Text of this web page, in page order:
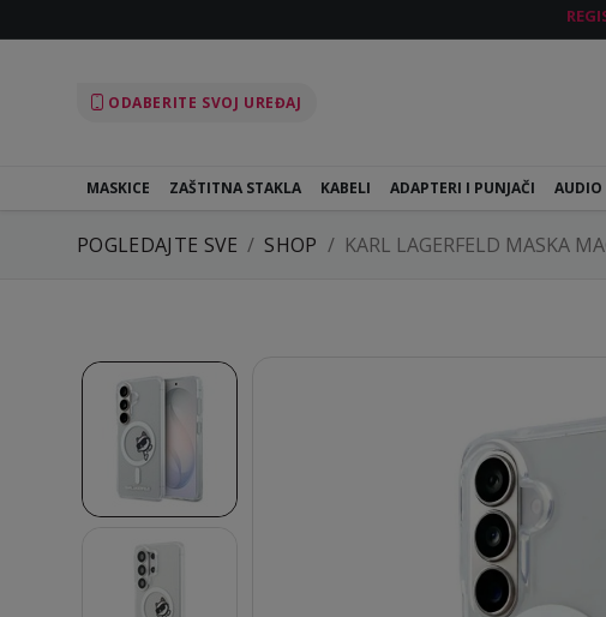
ODABERITE SVOJ UREĐAJ
MASKICE ZAŠTITNA STAKLA KABELI ADAPTERI I PUNJAČI AUDIO
POGLEDAJTE SVE SHOP KARL LAGERFELD MASKA